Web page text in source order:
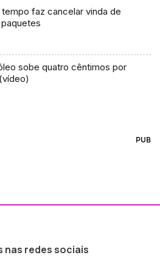
tempo faz cancelar vinda de
sobe quatro cêntimos por
PUB
nas redes sociais